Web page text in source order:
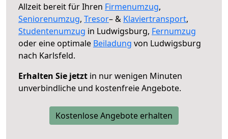
Allzeit bereit für Ihren Firmenumzug,
Seniorenumzug, Tresor– & Klaviertransport,
Studentenumzug in Ludwigsburg, Fernumzug
oder eine optimale Beiladung von Ludwigsburg
nach Karlsfeld.
Erhalten Sie jetzt in nur wenigen Minuten
unverbindliche und kostenfreie Angebote.
Kostenlose Angebote erhalten